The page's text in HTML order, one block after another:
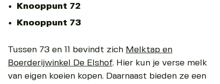
Knooppunt 72
Knooppunt 73
Tussen 73 en 11 bevindt zich Melktap en
Boerderijwinkel De Elshof. Hier kun je verse melk
van eigen koeien kopen. Daarnaast bieden ze een